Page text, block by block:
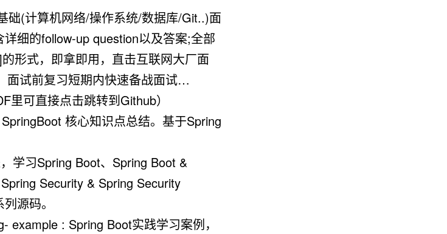
础(计算机网络/操作系统/数据库/Git..)面
细的follow-up question以及答案;全部
形式，即拿即用，直击互联网大厂面
面试前复习短期内快速备战面试…
里可直接点击跳转到Github）
核心知识点总结。基于Spring
学习Spring Boot、Spring Boot &
Security & Spring Security
源码。
example : Spring Boot实践学习案例，